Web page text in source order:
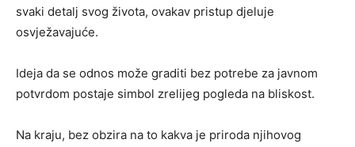
svaki detalj svog života, ovakav pristup djeluje
osvježavajuće.
Ideja da se odnos može graditi bez potrebe za javnom
potvrdom postaje simbol zrelijeg pogleda na bliskost.
Na kraju, bez obzira na to kakva je priroda njihovog